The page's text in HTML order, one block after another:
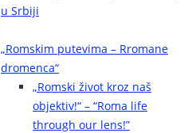
u Srbiji
„Romskim putevima – Rromane
dromenca“
„Romski život kroz naš
objektiv!“ – “Roma life
through our lens!”